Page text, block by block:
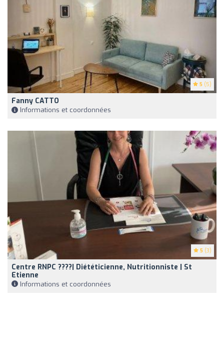
5 (5)
Fanny CATTO
Informations et coordonnées
5 (3)
Centre RNPC ????| Diététicienne, Nutritionniste | St
Etienne
Informations et coordonnées